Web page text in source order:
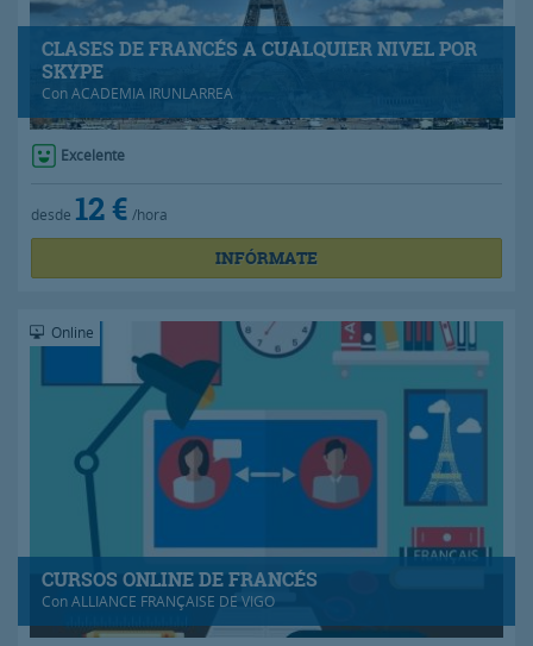
CLASES DE FRANCÉS A CUALQUIER NIVEL POR
SKYPE
ConACADEMIA IRUNLARREA
Excelente
desde 12 € /hora
INFÓRMATE
CURSOS ONLINE DE FRANCÉS
ConALLIANCE FRANÇAISE DE VIGO
Online